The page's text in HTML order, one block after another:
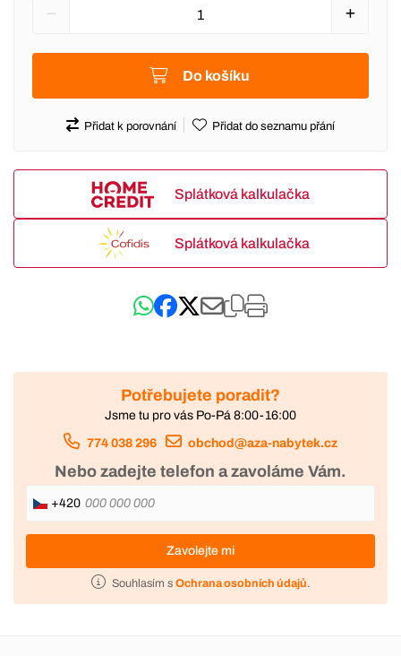
Do košíku
Přidat k porovnání Přidat do seznamu přání
Splátková kalkulačka
Splátková kalkulačka
Potřebujete poradit?
Jsme tu pro vás Po-Pá 8:00-16:00
774 038 296 obchod@aza-nabytek.cz
Nebo zadejte telefon a zavoláme Vám.
+420
Zavolejte mi
Souhlasím s Ochrana osobních údajů.